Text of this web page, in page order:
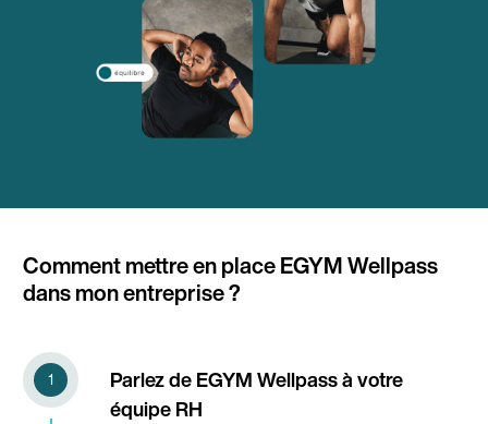
Comment mettre en place EGYM Wellpass
dans mon entreprise ?
Parlez de EGYM Wellpass à votre
équipe RH